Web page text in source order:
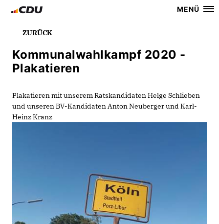
MENÜ
ZURÜCK
Kommunalwahlkampf 2020 -
Plakatieren
Plakatieren mit unserem Ratskandidaten Helge Schlieben
und unseren BV-Kandidaten Anton Neuberger und Karl-
Heinz Kranz